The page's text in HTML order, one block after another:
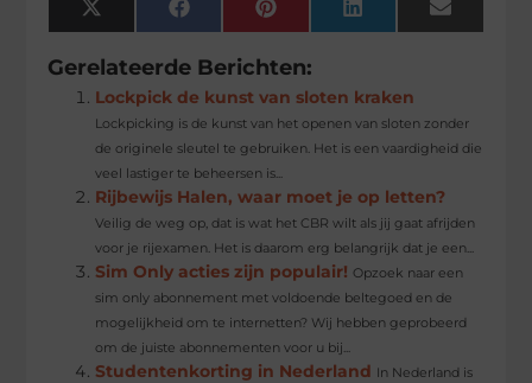
X
(Twitter)
FacebookPinterest LinkedIn Email
Gerelateerde Berichten:
Lockpick de kunst van sloten kraken
Lockpicking is de kunst van het openen van sloten zonder
de originele sleutel te gebruiken. Het is een vaardigheid die
veel lastiger te beheersen is...
Rijbewijs Halen, waar moet je op letten?
Veilig de weg op, dat is wat het CBR wilt als jij gaat afrijden
voor je rijexamen. Het is daarom erg belangrijk dat je een...
Sim Only acties zijn populair! Opzoek naar een
sim only abonnement met voldoende beltegoed en de
mogelijkheid om te internetten? Wij hebben geprobeerd
om de juiste abonnementen voor u bij...
Studentenkorting in Nederland In Nederland is